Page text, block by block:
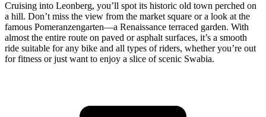
Cruising into Leonberg, you’ll spot its historic old town perched on
a hill. Don’t miss the view from the market square or a look at the
famous Pomeranzengarten—a Renaissance terraced garden. With
almost the entire route on paved or asphalt surfaces, it’s a smooth
ride suitable for any bike and all types of riders, whether you’re out
for fitness or just want to enjoy a slice of scenic Swabia.